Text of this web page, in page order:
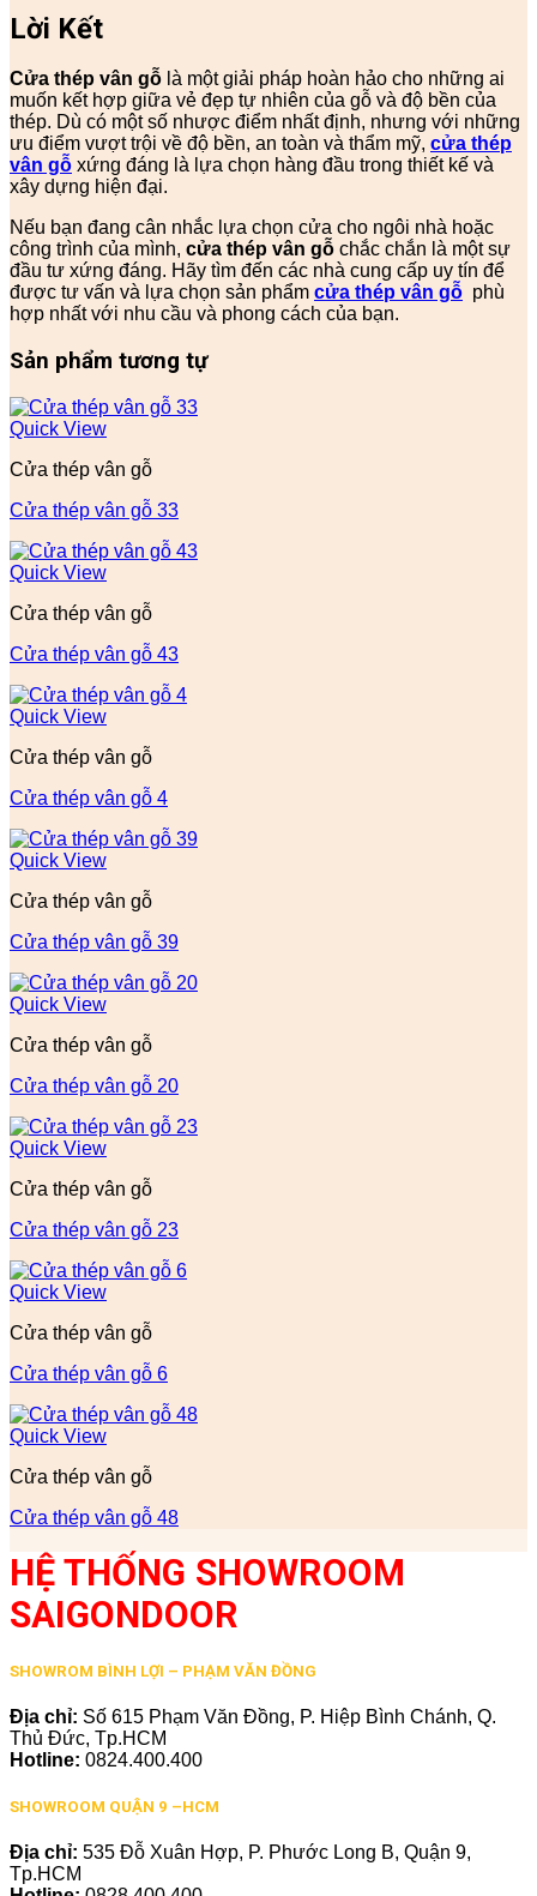
Lời Kết
Cửa thép vân gỗ là một giải pháp hoàn hảo cho những ai
muốn kết hợp giữa vẻ đẹp tự nhiên của gỗ và độ bền của
thép. Dù có một số nhược điểm nhất định, nhưng với những
ưu điểm vượt trội về độ bền, an toàn và thẩm mỹ, cửa thép
vân gỗ xứng đáng là lựa chọn hàng đầu trong thiết kế và
xây dựng hiện đại.
Nếu bạn đang cân nhắc lựa chọn cửa cho ngôi nhà hoặc
công trình của mình, cửa thép vân gỗ chắc chắn là một sự
đầu tư xứng đáng. Hãy tìm đến các nhà cung cấp uy tín để
được tư vấn và lựa chọn sản phẩm cửa thép vân gỗ phù
hợp nhất với nhu cầu và phong cách của bạn.
Sản phẩm tương tự
Quick View
Cửa thép vân gỗ
Cửa thép vân gỗ 33
Quick View
Cửa thép vân gỗ
Cửa thép vân gỗ 43
Quick View
Cửa thép vân gỗ
Cửa thép vân gỗ 4
Quick View
Cửa thép vân gỗ
Cửa thép vân gỗ 39
Quick View
Cửa thép vân gỗ
Cửa thép vân gỗ 20
Quick View
Cửa thép vân gỗ
Cửa thép vân gỗ 23
Quick View
Cửa thép vân gỗ
Cửa thép vân gỗ 6
Quick View
Cửa thép vân gỗ
Cửa thép vân gỗ 48
HỆ THỐNG SHOWROOM
SAIGONDOOR
SHOWROM BÌNH LỢI – PHẠM VĂN ĐỒNG
Địa chỉ: Số 615 Phạm Văn Đồng, P. Hiệp Bình Chánh, Q.
Thủ Đức, Tp.HCM
Hotline: 0824.400.400
SHOWROOM QUẬN 9 –HCM
Địa chỉ: 535 Đỗ Xuân Hợp, P. Phước Long B, Quận 9,
Tp.HCM